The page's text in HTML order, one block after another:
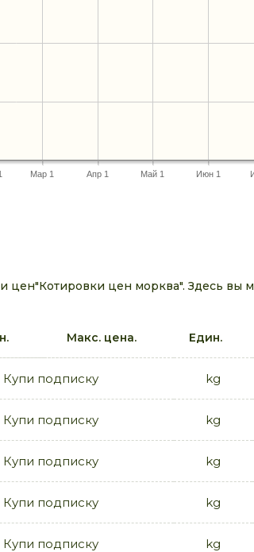
Мар 1 Апр 1 Май 1 Июн 1
цен морква". Здесь вы
Макс. цена. Един.
Купи подписку kg
Купи подписку kg
Купи подписку kg
Купи подписку kg
Купи подписку kg